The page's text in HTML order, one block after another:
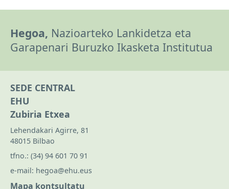
Hegoa, Nazioarteko Lankidetza eta
Garapenari Buruzko Ikasketa Institutua
SEDE CENTRAL
EHU
Zubiria Etxea
Lehendakari Agirre, 81
48015 Bilbao
tfno.: (34) 94 601 70 91
e-mail: hegoa@ehu.eus
Mapa kontsultatu